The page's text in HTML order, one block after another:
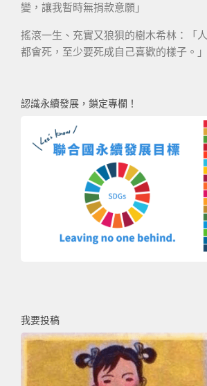
變，讓我暫時無捐款意願」
搖滾一生、充實又狼狽的樹木希林：「人
都會死，至少要死成自己喜歡的樣子。」
認識永續發展，鎖定專欄！
我要投稿